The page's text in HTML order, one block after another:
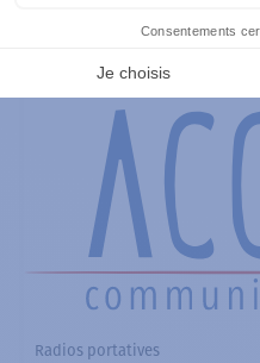
Ajouter à la liste
Radios portatives